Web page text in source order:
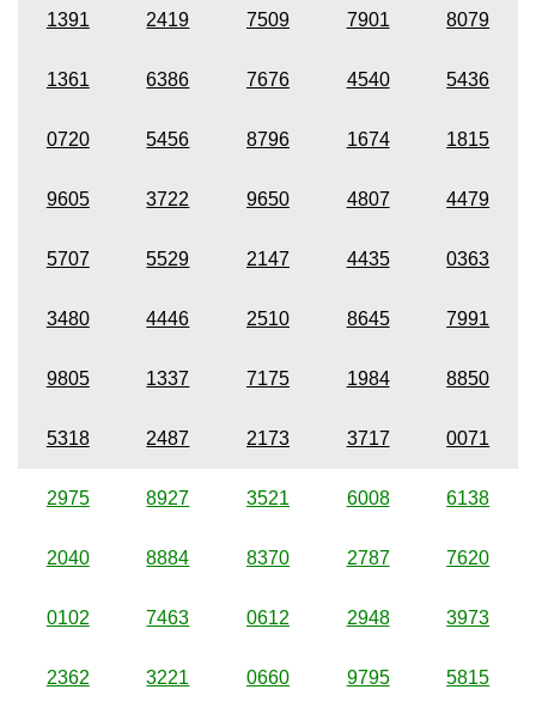
1391 2419 7509 7901 8079
1361 6386 7676 4540 5436
0720 5456 8796 1674 1815
9605 3722 9650 4807 4479
5707 5529 2147 4435 0363
3480 4446 2510 8645 7991
9805 1337 7175 1984 8850
5318 2487 2173 3717 0071
2975 8927 3521 6008 6138
2040 8884 8370 2787 7620
0102 7463 0612 2948 3973
2362 3221 0660 9795 5815